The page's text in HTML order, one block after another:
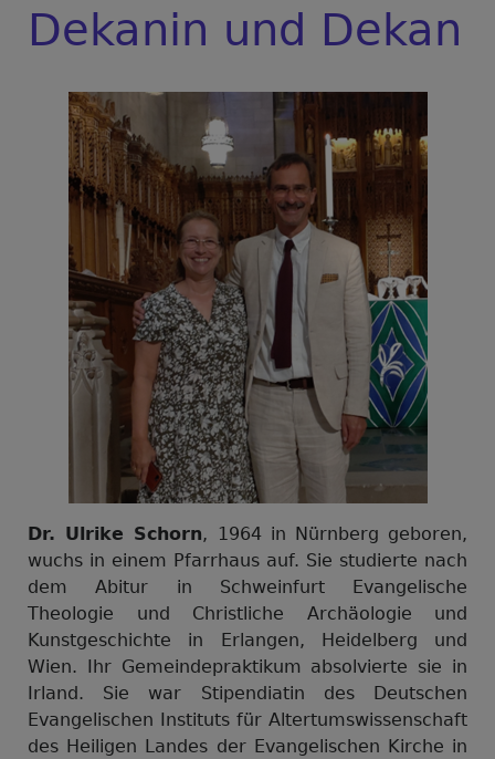
Dekanin und Dekan
Dr. Ulrike Schorn, 1964 in Nürnberg geboren,
wuchs in einem Pfarrhaus auf. Sie studierte nach
dem Abitur in Schweinfurt Evangelische
Theologie und Christliche Archäologie und
Kunstgeschichte in Erlangen, Heidelberg und
Wien. Ihr Gemeindepraktikum absolvierte sie in
Irland. Sie war Stipendiatin des Deutschen
Evangelischen Instituts für Altertumswissenschaft
des Heiligen Landes der Evangelischen Kirche in